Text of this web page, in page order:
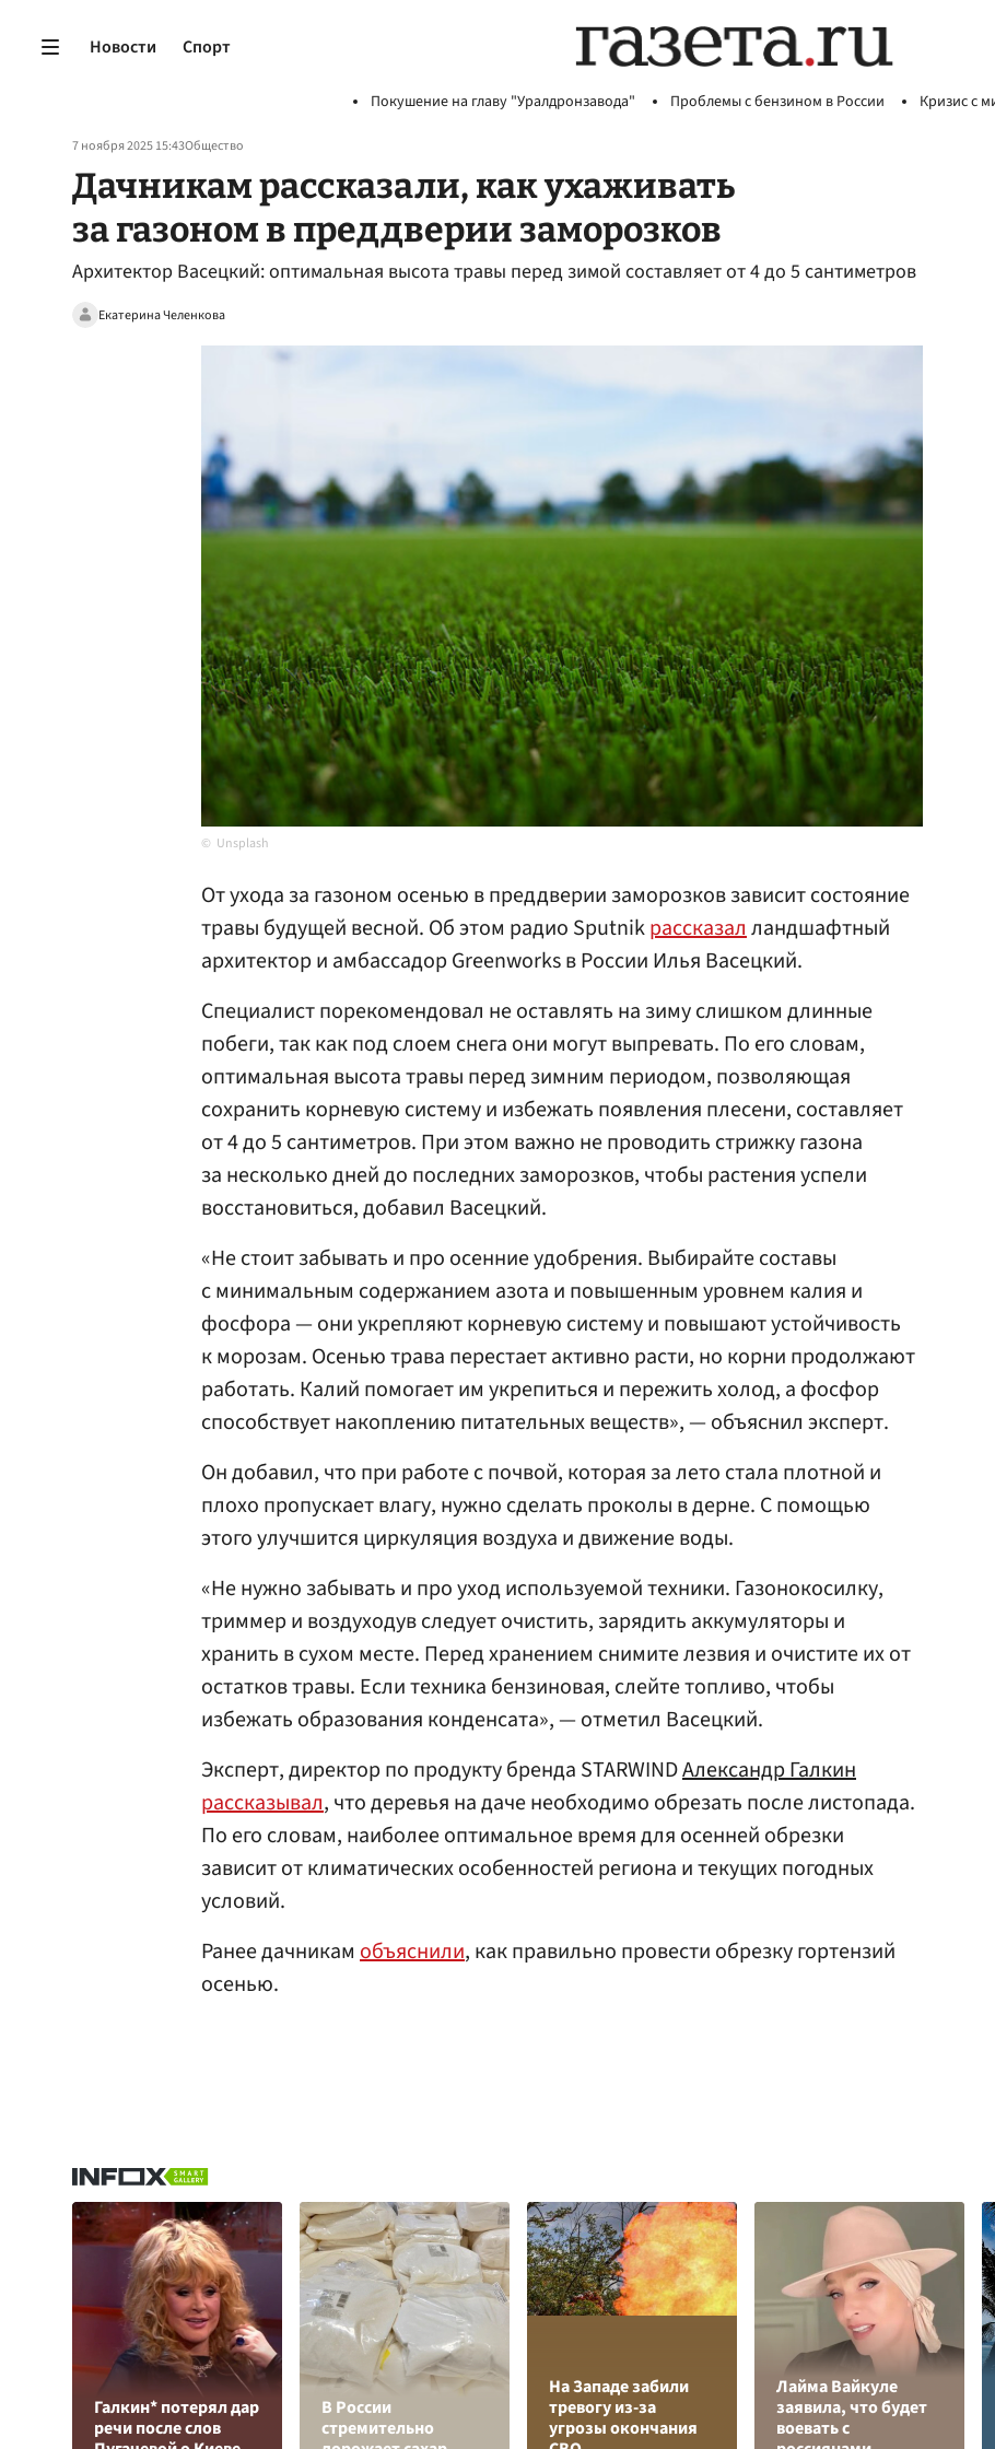
Новости Спорт
Покушение на главу "Уралдронзавода" Проблемы с бензином в России Кризис с
7 ноября 2025 15:43Общество
Дачникам рассказали, как ухаживать
за газоном в преддверии заморозков
Архитектор Васецкий: оптимальная высота травы перед зимой составляет от 4 до 5 сантиметров
Екатерина Челенкова
Unsplash
От ухода за газоном осенью в преддверии заморозков зависит состояние
травы будущей весной. Об этом радио Sputnikрассказалландшафтный
архитектор и амбассадор Greenworks в России Илья Васецкий.
Специалист порекомендовал не оставлять на зиму слишком длинные
побеги, так как под слоем снега они могут выпревать. По его словам,
оптимальная высота травы перед зимним периодом, позволяющая
сохранить корневую систему и избежать появления плесени, составляет
от 4 до 5 сантиметров. При этом важно не проводить стрижку газона
за несколько дней до последних заморозков, чтобы растения успели
восстановиться, добавил Васецкий.
«Не стоит забывать и про осенние удобрения. Выбирайте составы
с минимальным содержанием азота и повышенным уровнем калия и
фосфора — они укрепляют корневую систему и повышают устойчивость
к морозам. Осенью трава перестает активно расти, но корни продолжают
работать. Калий помогает им укрепиться и пережить холод, а фосфор
способствует накоплению питательных веществ», — объяснил эксперт.
Он добавил, что при работе с почвой, которая за лето стала плотной и
плохо пропускает влагу, нужно сделать проколы в дерне. С помощью
этого улучшится циркуляция воздуха и движение воды.
«Не нужно забывать и про уход используемой техники. Газонокосилку,
триммер и воздуходув следует очистить, зарядить аккумуляторы и
хранить в сухом месте. Перед хранением снимите лезвия и очистите их от
остатков травы. Если техника бензиновая, слейте топливо, чтобы
избежать образования конденсата», — отметил Васецкий.
Эксперт, директор по продукту бренда STARWINDАлександр Галкин
рассказывал, что деревья на даче необходимо обрезать после листопада.
По его словам, наиболее оптимальное время для осенней обрезки
зависит от климатических особенностей региона и текущих погодных
условий.
Ранее дачникам объяснили, как правильно провести обрезку гортензий
осенью.
Галкин* потерял дар
речи после слов
В России
стремительно
На Западе забили
тревогу из-за
угрозы окончания
Лайма Вайкуле
заявила, что будет
воевать с